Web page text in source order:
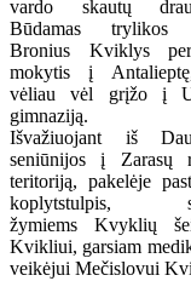
vardo skautų
Būdamas trylikos
Bronius Kviklys
mokytis į
vėliau vėl grįžo į
gimnaziją.
Išvažiuojant iš
seniūnijos į Zarasų
teritoriją, pakelėje
koplytstulpis,
žymiems Kvyklių
Kvikliui, garsiam
veikėjui Mečislovui